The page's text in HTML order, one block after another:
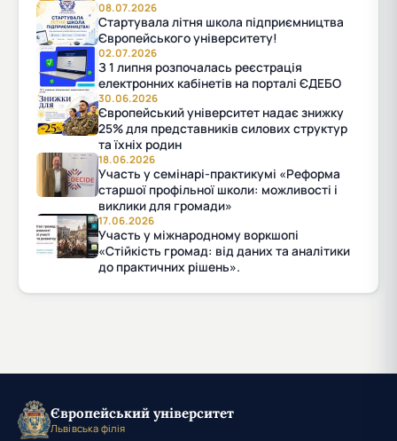
08.07.2026
Стартувала літня школа підприємництва
Європейського університету!
02.07.2026
З 1 липня розпочалась реєстрація
електронних кабінетів на порталі ЄДЕБО
30.06.2026
Європейський університет надає знижку
25% для представників силових структур
та їхніх родин
18.06.2026
Участь у семінарі-практикумі «Реформа
старшої профільної школи: можливості і
виклики для громади»
17.06.2026
Участь у міжнародному воркшопі
«Стійкість громад: від даних та аналітики
до практичних рішень».
Європейський університет
Львівська філія